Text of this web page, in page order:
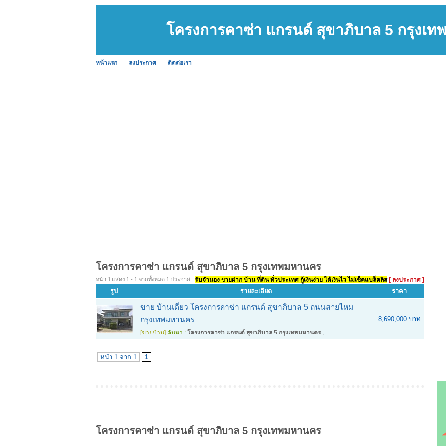
โครงการคาซ่า แกรนด์ สุขาภิบาล 5 กรุงเท
หน้าแรก ลงประกาศ ติดต่อเรา
โครงการคาซ่า แกรนด์ สุขาภิบาล 5 กรุงเทพมหานคร
หน้า 1 แสดง 1 - 1 จากทั้งหมด 1 ประกาศ รับจำนอง ขายฝาก บ้าน ที่ดิน ทั่วประเทศ กู้เงินง่าย ได้เงินไว ไม่เช็คแบล็คลิส [ ลงประกาศ ]
รูป รายละเอียด ราคา
ขาย บ้านเดี่ยว โครงการคาซ่า แกรนด์ สุขาภิบาล 5 ถนนสายไหม
กรุงเทพมหานคร
[ขายบ้าน] ค้นหา : โครงการคาซ่า แกรนด์ สุขาภิบาล 5 กรุงเทพมหานคร,
8,690,000 บาท
หน้า 1 จาก 1 1
โครงการคาซ่า แกรนด์ สุขาภิบาล 5 กรุงเทพมหานคร